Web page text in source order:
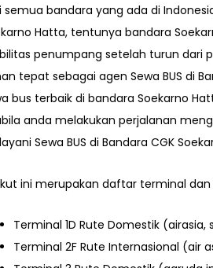
semua bandara yang ada di
Hatta, tentunya bandara
penumpang setelah turun dari
tepat sebagai agen Sewa BUS di
bus terbaik di bandara Soekarno
anda melakukan perjalanan
Sewa BUS di Bandara CGK
ini merupakan daftar terminal
Terminal 1D Rute Domestik (airasia,
Terminal 2F Rute Internasional (air